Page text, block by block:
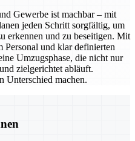
Gewerbe ist machbar – mit
jeden Schritt sorgfältig, um
erkennen und zu beseitigen. Mit
Personal und klar definierten
Umzugsphase, die nicht nur
zielgerichtet abläuft.
Unterschied machen.